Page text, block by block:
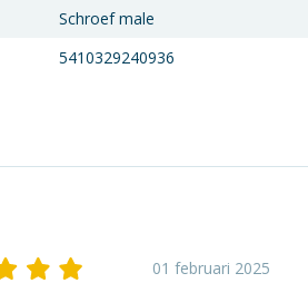
Schroef male
5410329240936
01 februari 2025